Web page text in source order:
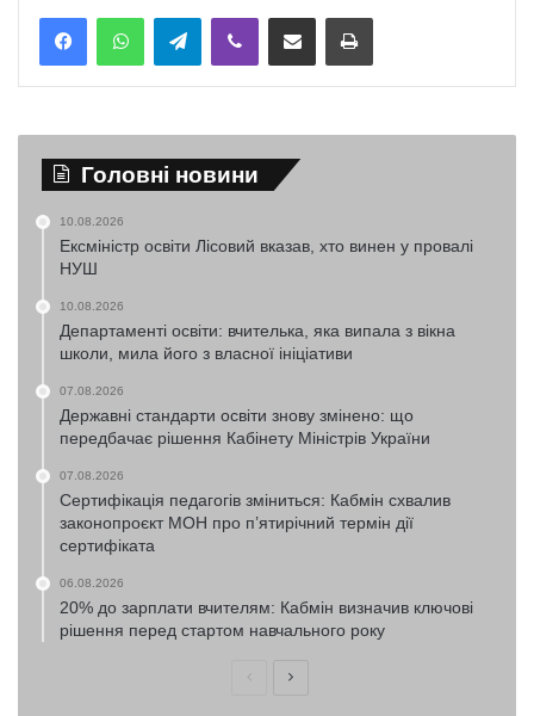
TelegramViber Надіслати електронною поштоюНадрукувати
Головні новини
10.08.2026
Ексміністр освіти Лісовий вказав, хто винен у провалі
НУШ
10.08.2026
Департаменті освіти: вчителька, яка випала з вікна
школи, мила його з власної ініціативи
07.08.2026
Державні стандарти освіти знову змінено: що
передбачає рішення Кабінету Міністрів України
07.08.2026
Сертифікація педагогів зміниться: Кабмін схвалив
законопроєкт МОН про п’ятирічний термін дії
сертифіката
06.08.2026
20% до зарплати вчителям: Кабмін визначив ключові
рішення перед стартом навчального року
ПопередняНаступна